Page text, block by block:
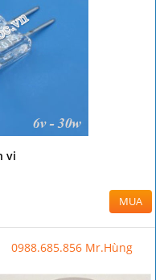
vi
MUA
0988.685.856 Mr.Hùng